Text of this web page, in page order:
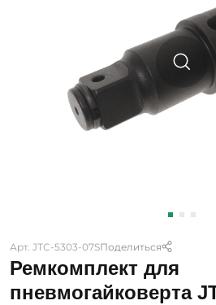
Арт. JTC-5303-07SПоделиться
Ремкомплект для
пневмогайковерта